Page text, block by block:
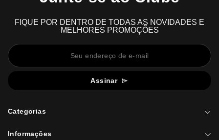
FIQUE POR DENTRO DE TODAS AS NOVIDADES E
MELHORES PROMOÇÕES
Assinar
Categorias
Informações